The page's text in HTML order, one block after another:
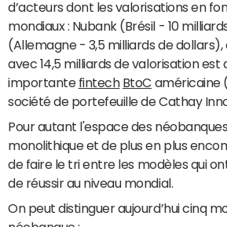
d’acteurs dont les valorisations en
mondiaux : Nubank (Brésil - 10
(Allemagne - 3,5 milliards de dollars),
avec 14,5 milliards de valorisation est
importante fintech BtoC américaine
société de portefeuille de Cathay
Pour autant l'espace des
monolithique et de plus en plus
de faire le tri entre les modèles qui
de réussir au niveau mondial.
On peut distinguer aujourd’hui cinq